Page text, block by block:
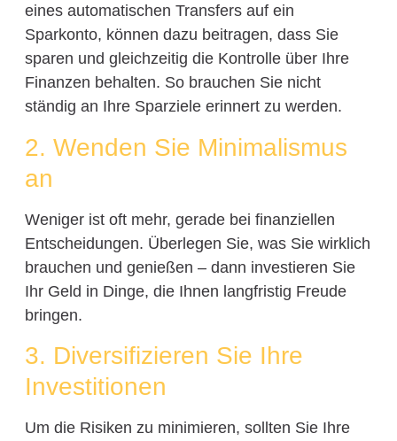
eines automatischen Transfers auf ein
Sparkonto, können dazu beitragen, dass Sie
sparen und gleichzeitig die Kontrolle über Ihre
Finanzen behalten. So brauchen Sie nicht
ständig an Ihre Sparziele erinnert zu werden.
2. Wenden Sie Minimalismus
an
Weniger ist oft mehr, gerade bei finanziellen
Entscheidungen. Überlegen Sie, was Sie wirklich
brauchen und genießen – dann investieren Sie
Ihr Geld in Dinge, die Ihnen langfristig Freude
bringen.
3. Diversifizieren Sie Ihre
Investitionen
Um die Risiken zu minimieren, sollten Sie Ihre